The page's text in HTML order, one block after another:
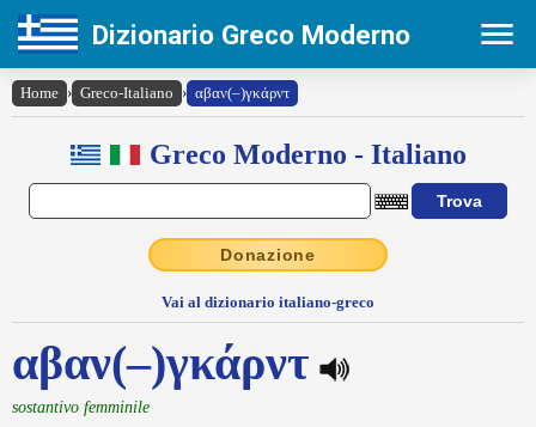
Dizionario Greco Moderno
Home › Greco-Italiano › αβαν(–)γκάρντ
Greco Moderno - Italiano
Donazione
Vai al dizionario italiano-greco
αβαν(–)γκάρντ
sostantivo femminile